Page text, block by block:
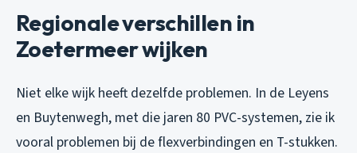
Regionale verschillen in
Zoetermeer wijken
Niet elke wijk heeft dezelfde problemen. In de Leyens
en Buytenwegh, met die jaren 80 PVC-systemen, zie ik
vooral problemen bij de flexverbindingen en T-stukken.